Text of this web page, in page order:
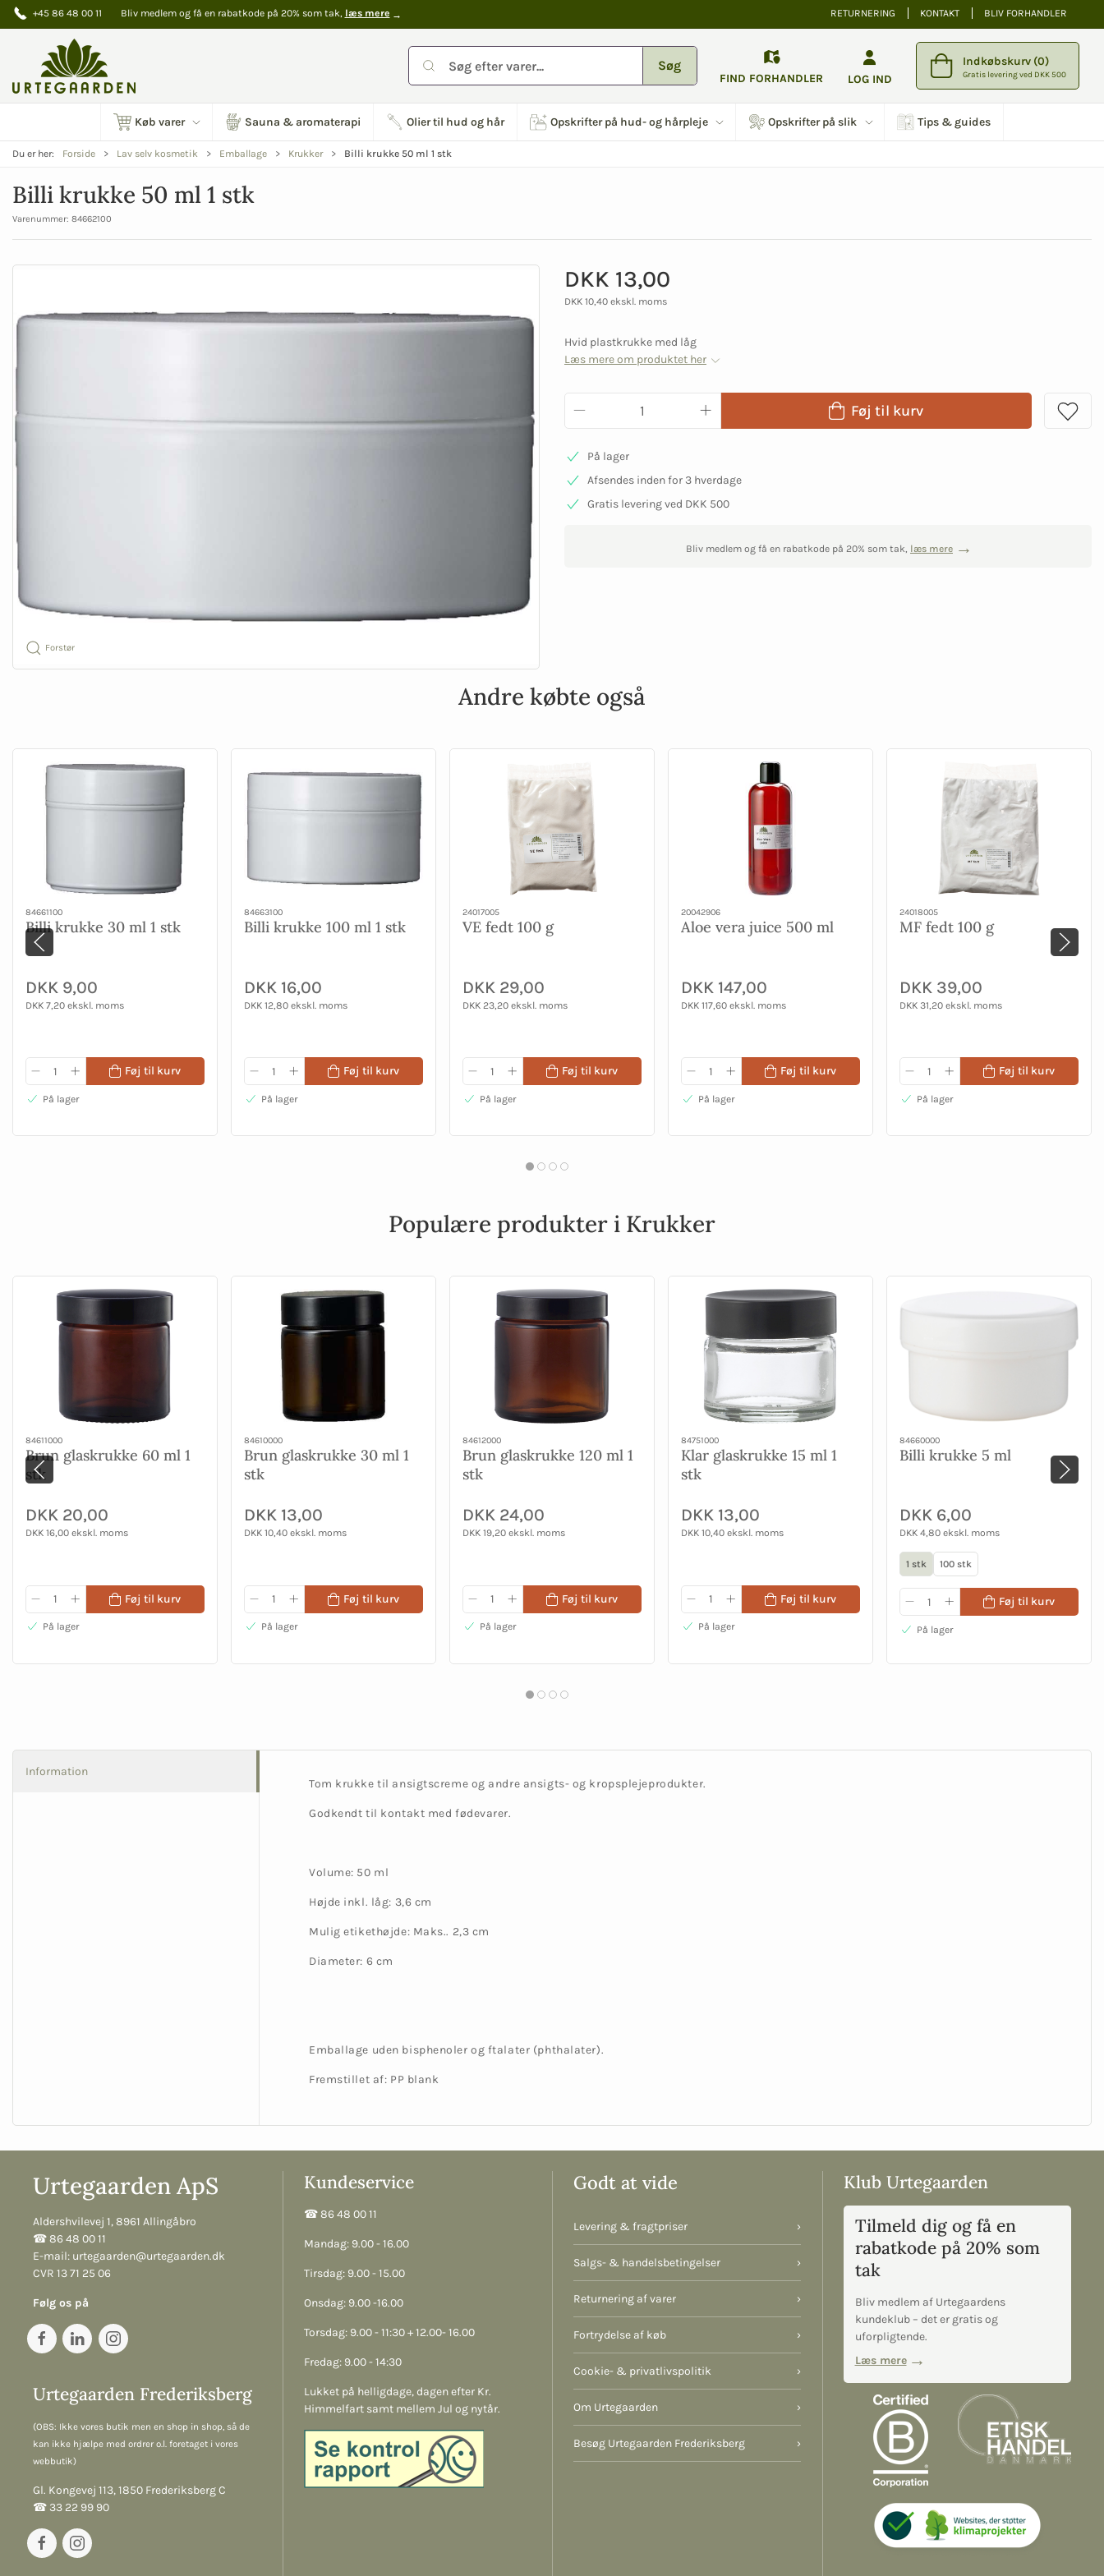
+45 86 48 00 11 Bliv medlem og få en rabatkode på 20% som tak, læs mere RETURNERING KONTAKT BLIV FORHANDLER
Søg
FIND FORHANDLER LOG IND
Indkøbskurv (0)
Gratis levering ved DKK 500
Køb varer Sauna & aromaterapi Olier til hud og hår Opskrifter på hud- og hårpleje Opskrifter på slik Tips & guides
Du er her: Forside Lav selv kosmetik Emballage Krukker Billi krukke 50 ml 1 stk
Billi krukke 50 ml 1 stk
Varenummer: 84662100
Forstør
DKK 13,00
DKK 10,40 ekskl. moms
Hvid plastkrukke med låg
Læs mere om produktet her
Føj til kurv
På lager
Afsendes inden for 3 hverdage
Gratis levering ved DKK 500
Bliv medlem og få en rabatkode på 20% som tak, læs mere
Andre købte også
84661100
Billi krukke 30 ml 1 stk
DKK 9,00
DKK 7,20 ekskl. moms
Føj til kurv
På lager
84663100
Billi krukke 100 ml 1 stk
DKK 16,00
DKK 12,80 ekskl. moms
Føj til kurv
På lager
24017005
VE fedt 100 g
DKK 29,00
DKK 23,20 ekskl. moms
Føj til kurv
På lager
20042906
Aloe vera juice 500 ml
DKK 147,00
DKK 117,60 ekskl. moms
Føj til kurv
På lager
24018005
MF fedt 100 g
DKK 39,00
DKK 31,20 ekskl. moms
Føj til kurv
På lager
Populære produkter i Krukker
84611000
Brun glaskrukke 60 ml 1
stk
DKK 20,00
DKK 16,00 ekskl. moms
Føj til kurv
På lager
84610000
Brun glaskrukke 30 ml 1
stk
DKK 13,00
DKK 10,40 ekskl. moms
Føj til kurv
På lager
84612000
Brun glaskrukke 120 ml 1
stk
DKK 24,00
DKK 19,20 ekskl. moms
Føj til kurv
På lager
84751000
Klar glaskrukke 15 ml 1
stk
DKK 13,00
DKK 10,40 ekskl. moms
Føj til kurv
På lager
84660000
Billi krukke 5 ml
DKK 6,00
DKK 4,80 ekskl. moms
1 stk 100 stk
Føj til kurv
På lager
Information
Tom krukke til ansigtscreme og andre ansigts- og kropsplejeprodukter.
Godkendt til kontakt med fødevarer.
Volume: 50 ml
Højde inkl. låg: 3,6 cm
Mulig etikethøjde: Maks.. 2,3 cm
Diameter: 6 cm
Emballage uden bisphenoler og ftalater (phthalater).
Fremstillet af: PP blank
Urtegaarden ApS
Aldershvilevej 1, 8961 Allingåbro
☎︎ 86 48 00 11
E-mail: urtegaarden@urtegaarden.dk
CVR 13 71 25 06
Følg os på
Urtegaarden Frederiksberg
(OBS: Ikke vores butik men en shop in shop, så de
kan ikke hjælpe med ordrer o.l. foretaget i vores
webbutik)
Gl. Kongevej 113, 1850 Frederiksberg C
☎︎ 33 22 99 90
Kundeservice
☎︎ 86 48 00 11
Mandag: 9.00 - 16.00
Tirsdag: 9.00 - 15.00
Onsdag: 9.00 -16.00
Torsdag: 9.00 - 11:30 + 12.00- 16.00
Fredag: 9.00 - 14:30
Lukket på helligdage, dagen efter Kr.
Himmelfart samt mellem Jul og nytår.
Godt at vide
Levering & fragtpriser ›
Salgs- & handelsbetingelser ›
Returnering af varer ›
Fortrydelse af køb ›
Cookie- & privatlivspolitik ›
Om Urtegaarden ›
Besøg Urtegaarden Frederiksberg ›
Klub Urtegaarden
Tilmeld dig og få en
rabatkode på 20% som
tak
Bliv medlem af Urtegaardens
kundeklub – det er gratis og
uforpligtende.
Læs mere